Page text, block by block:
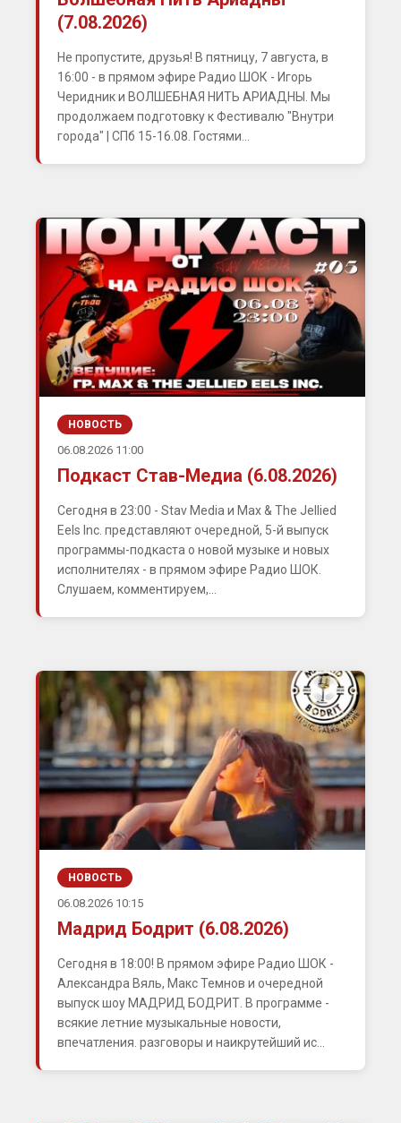
(7.08.2026)
Не пропустите, друзья! В пятницу, 7 августа, в
16:00 - в прямом эфире Радио ШОК - Игорь
Черидник и ВОЛШЕБНАЯ НИТЬ АРИАДНЫ. Мы
продолжаем подготовку к Фестивалю "Внутри
города" | СПб 15-16.08. Гостями...
НОВОСТЬ
06.08.2026 11:00
Подкаст Став-Медиа (6.08.2026)
Сегодня в 23:00 - Stav Media и Max & The Jellied
Eels Inc. представляют очередной, 5-й выпуск
программы-подкаста о новой музыке и новых
исполнителях - в прямом эфире Радио ШОК.
Слушаем, комментируем,...
НОВОСТЬ
06.08.2026 10:15
Мадрид Бодрит (6.08.2026)
Сегодня в 18:00! В прямом эфире Радио ШОК -
Александра Вяль, Макс Темнов и очередной
выпуск шоу МАДРИД БОДРИТ. В программе -
всякие летние музыкальные новости,
впечатления. разговоры и наикрутейший ис...